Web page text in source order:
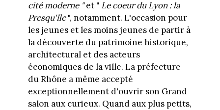
cité moderne "et " Le coeur du Lyon : la
Presqu'île", notamment. L'occasion pour
les jeunes et les moins jeunes de partir à
la découverte du patrimoine historique,
architectural et des acteurs
économiques de la ville. La préfecture
du Rhône a même accepté
exceptionnellement d'ouvrir son Grand
salon aux curieux. Quand aux plus petits,